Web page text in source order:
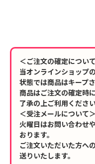
＜ご注文の確定につい
当オンラインショップ
状態では商品はキープさ
商品はご注文の確定時
了承の上ご利用ください
＜受注メールについて＞
火曜日はお問い合わせ
おります。
ご注文いただいた方へ
送りいたします。